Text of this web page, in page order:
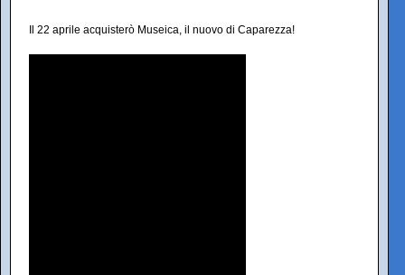
Il 22 aprile acquisterò Museica, il nuovo di Caparezza!